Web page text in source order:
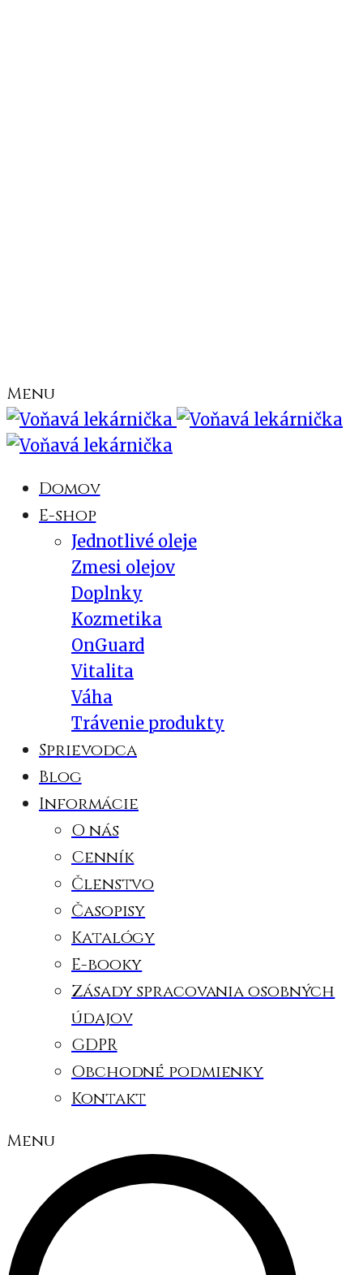
Menu
Domov
E-shop
Jednotlivé oleje
Zmesi olejov
Doplnky
Kozmetika
OnGuard
Vitalita
Váha
Trávenie produkty
Sprievodca
Blog
Informácie
O nás
Cenník
Členstvo
Časopisy
Katalógy
E-booky
Zásady spracovania osobných
údajov
GDPR
Obchodné podmienky
Kontakt
Menu